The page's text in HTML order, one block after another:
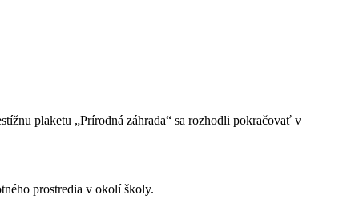
plaketu „Prírodná záhrada“ sa rozhodli pokračovať v
prostredia v okolí školy.